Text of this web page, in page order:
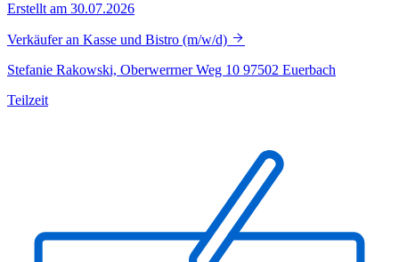
Erstellt am 30.07.2026
Verkäufer an Kasse und Bistro (m/w/d)
Stefanie Rakowski, Oberwerrner Weg 10 97502 Euerbach
Teilzeit